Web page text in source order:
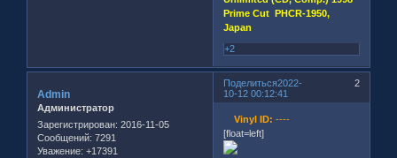
Prime Cut PHCR-1950,
Japan
+2
Поделиться 2
2022-
10-12 00:12:41
Admin
Администратор
Зарегистрирован: 2016-11-05
Сообщений: 7291
Уважение: +17391
Vinyl ID: ----
[float=left]